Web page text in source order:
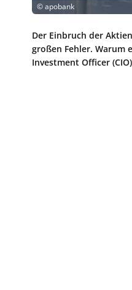
©apobank
Der Einbruch der
großen Fehler. Warum
Investment Officer